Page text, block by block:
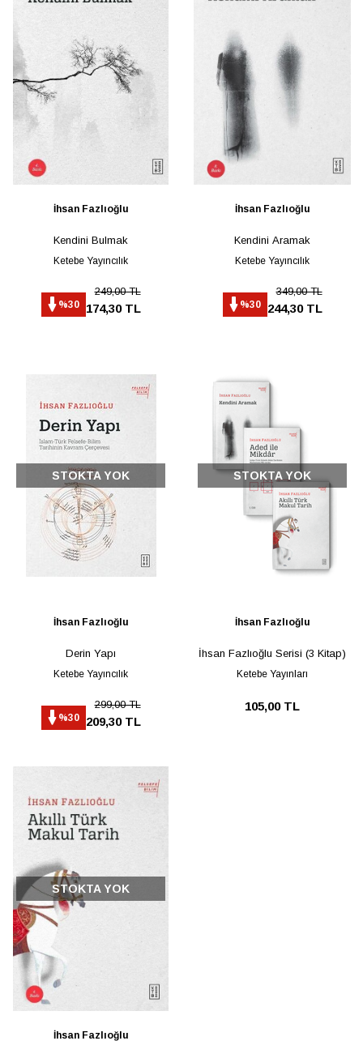
İhsan Fazlıoğlu
Kendini Bulmak
Ketebe Yayıncılık
%30
249,00 TL
174,30 TL
İhsan Fazlıoğlu
Kendini Aramak
Ketebe Yayıncılık
%30
349,00 TL
244,30 TL
STOKTA YOK
İhsan Fazlıoğlu
Derin Yapı
Ketebe Yayıncılık
%30
299,00 TL
209,30 TL
STOKTA YOK
İhsan Fazlıoğlu
İhsan Fazlıoğlu Serisi (3 Kitap)
Ketebe Yayınları
105,00 TL
STOKTA YOK
İhsan Fazlıoğlu